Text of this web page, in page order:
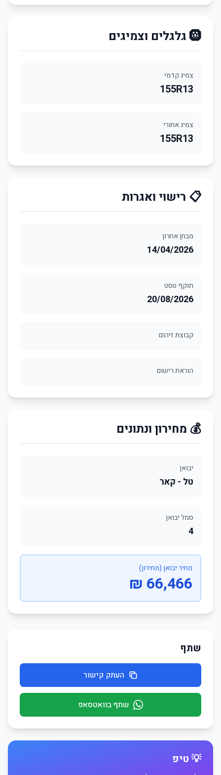
🛞 גלגלים וצמיגים
צמיג קדמי
155R13
צמיג אחורי
155R13
📋 רישוי ואגרות
מבחן אחרון
14/04/2026
תוקף טסט
20/08/2026
קבוצת זיהום
הוראת רישום
💰 מחירון ונתונים
יבואן
טל - קאר
סמל יבואן
4
מחיר יבואן (מחירון)
66,466 ₪
שתף
העתק קישור
שתף בוואטסאפ
💡 טיפ